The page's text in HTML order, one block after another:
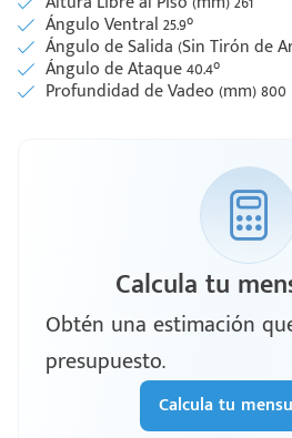
Ángulo Ventral 25.9°
Ángulo de Salida (Sin Tirón de
Ángulo de Ataque 40.4°
Profundidad de Vadeo (mm) 800
Calcula tu
Obtén una estimación
presupuesto.
Calcula tu